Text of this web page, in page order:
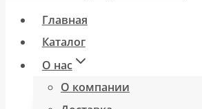
Главная
Каталог
О нас
О компании